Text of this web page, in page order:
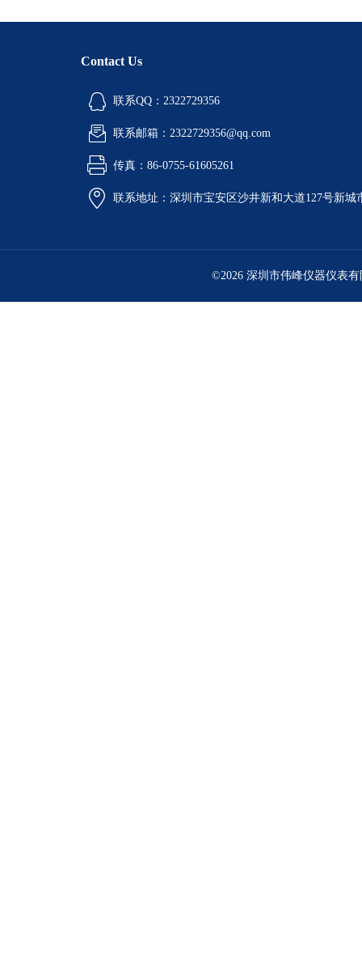
Contact Us
联系QQ：2322729356
联系邮箱：2322729356@qq.com
传真：86-0755-61605261
联系地址：深圳市宝安区沙井新和大道127号新城
©2026 深圳市伟峰仪器仪表